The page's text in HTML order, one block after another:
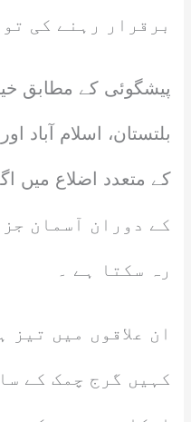
برقرار رہنے کی
پیشگوئی کے مطابق
بلتستان، اسلام آباد
کے دوران آسمان
رہ سکتا ہے ۔
ان علاقوں میں
کہیں گرج چمک کے